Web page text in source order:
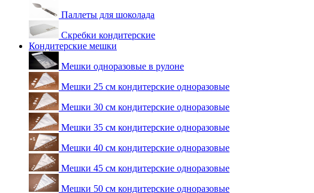
Паллеты для шоколада
Скребки кондитерские
Кондитерские мешки
Мешки одноразовые в рулоне
Мешки 25 см кондитерские одноразовые
Мешки 30 см кондитерские одноразовые
Мешки 35 см кондитерские одноразовые
Мешки 40 см кондитерские одноразовые
Мешки 45 см кондитерские одноразовые
Мешки 50 см кондитерские одноразовые